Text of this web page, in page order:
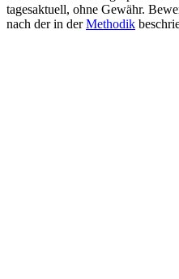
tagesaktuell, ohne Gewähr.
nach der in derMethodik